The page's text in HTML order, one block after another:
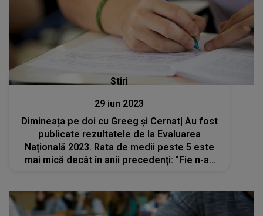
Stiri
29 iun 2023
Dimineața pe doi cu Greeg și Cernat| Au fost
publicate rezultatele de la Evaluarea
Națională 2023. Rata de medii peste 5 este
mai mică decât în anii precedenţi: "Fie n-au